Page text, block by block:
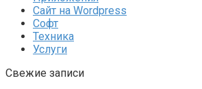
Сайт на Wordpress
Софт
Техника
Услуги
Свежие записи